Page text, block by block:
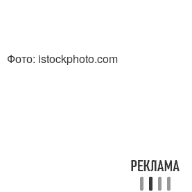
Фото: istockphoto.com